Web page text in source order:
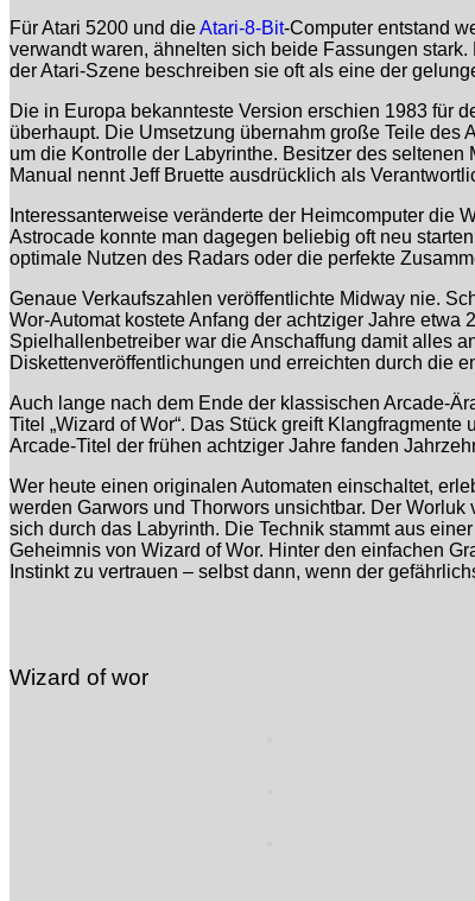
Für Atari 5200 und dieAtari-8-Bit-Computer entstand
verwandt waren, ähnelten sich beide Fassungen
der Atari-Szene beschreiben sie oft als eine der
Die in Europa bekannteste Version erschien 1983 für
überhaupt. Die Umsetzung übernahm große Teile
um die Kontrolle der Labyrinthe. Besitzer des
Manual nennt Jeff Bruette ausdrücklich als
Interessanterweise veränderte der Heimcomputer die
Astrocade konnte man dagegen beliebig oft neu
optimale Nutzen des Radars oder die perfekte
Genaue Verkaufszahlen veröffentlichte Midway nie.
Wor-Automat kostete Anfang der achtziger Jahre
Spielhallenbetreiber war die Anschaffung damit alles
Diskettenveröffentlichungen und erreichten durch die
Auch lange nach dem Ende der klassischen Arcade-
Titel „Wizard of Wor“. Das Stück greift
Arcade-Titel der frühen achtziger Jahre fanden
Wer heute einen originalen Automaten einschaltet,
werden Garwors und Thorwors unsichtbar. Der
sich durch das Labyrinth. Die Technik stammt aus
Geheimnis von Wizard of Wor. Hinter den einfachen
Instinkt zu vertrauen – selbst dann, wenn der
Wizard of wor